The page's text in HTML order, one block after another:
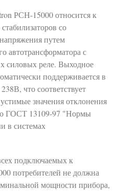
РСН-15000 относится к
со
путем
автотрансформатора с
силовых реле. Выходное
поддерживается в
что соответствует
значения отклонения
ГОСТ 13109-97 "Нормы
в системах
подключаемых к
потребителей не должна
мощности прибора,